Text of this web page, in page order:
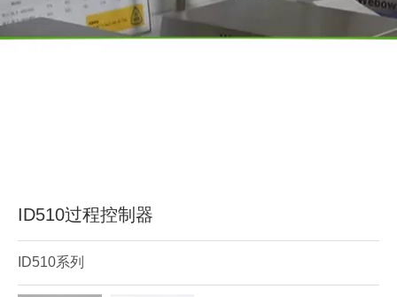
ID510过程控制器
ID510系列